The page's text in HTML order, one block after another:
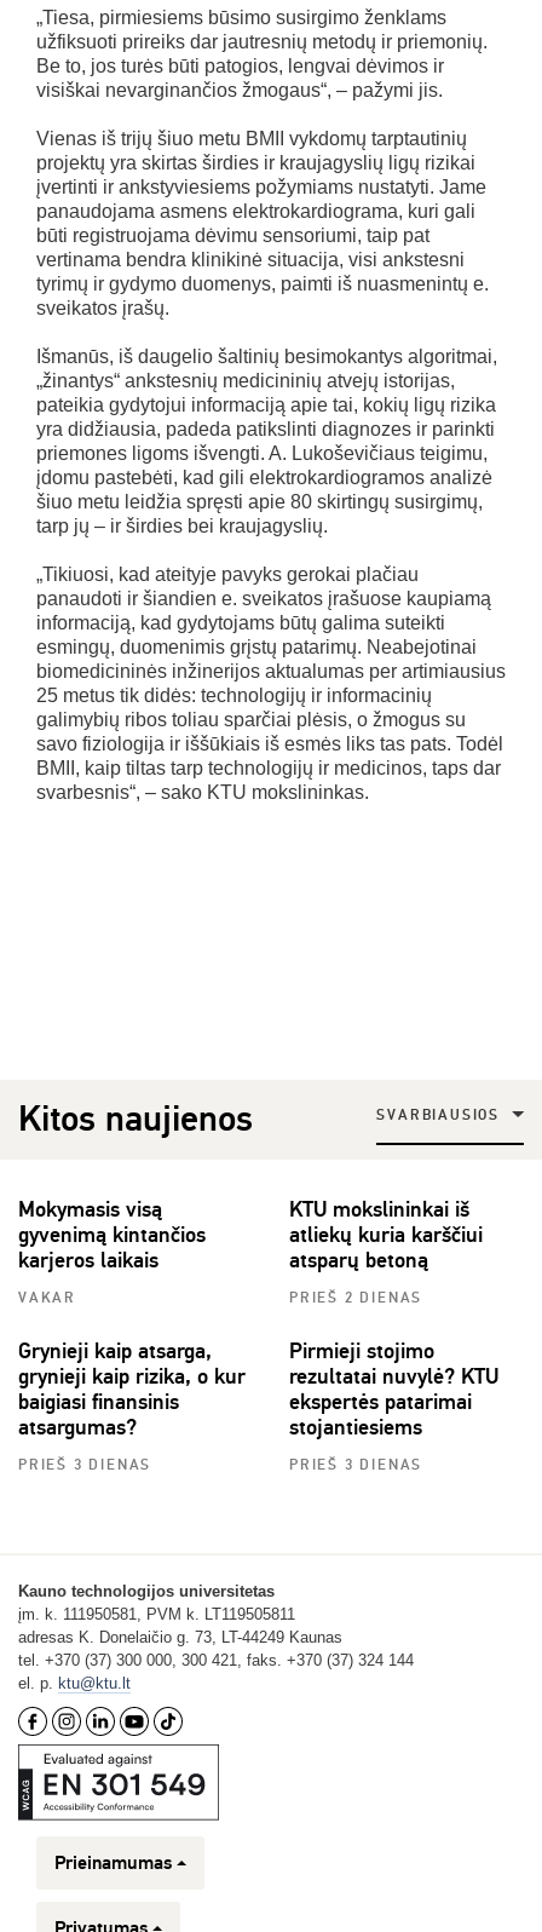
„Tiesa, pirmiesiems būsimo susirgimo ženklams
užfiksuoti prireiks dar jautresnių metodų ir priemonių.
Be to, jos turės būti patogios, lengvai dėvimos ir
visiškai nevarginančios žmogaus“, – pažymi jis.
Vienas iš trijų šiuo metu BMII vykdomų tarptautinių
projektų yra skirtas širdies ir kraujagyslių ligų rizikai
įvertinti ir ankstyviesiems požymiams nustatyti. Jame
panaudojama asmens elektrokardiograma, kuri gali
būti registruojama dėvimu sensoriumi, taip pat
vertinama bendra klinikinė situacija, visi ankstesni
tyrimų ir gydymo duomenys, paimti iš nuasmenintų e.
sveikatos įrašų.
Išmanūs, iš daugelio šaltinių besimokantys algoritmai,
„žinantys“ ankstesnių medicininių atvejų istorijas,
pateikia gydytojui informaciją apie tai, kokių ligų rizika
yra didžiausia, padeda patikslinti diagnozes ir parinkti
priemones ligoms išvengti. A. Lukoševičiaus teigimu,
įdomu pastebėti, kad gili elektrokardiogramos analizė
šiuo metu leidžia spręsti apie 80 skirtingų susirgimų,
tarp jų – ir širdies bei kraujagyslių.
„Tikiuosi, kad ateityje pavyks gerokai plačiau
panaudoti ir šiandien e. sveikatos įrašuose kaupiamą
informaciją, kad gydytojams būtų galima suteikti
esmingų, duomenimis grįstų patarimų. Neabejotinai
biomedicininės inžinerijos aktualumas per artimiausius
25 metus tik didės: technologijų ir informacinių
galimybių ribos toliau sparčiai plėsis, o žmogus su
savo fiziologija ir iššūkiais iš esmės liks tas pats. Todėl
BMII, kaip tiltas tarp technologijų ir medicinos, taps dar
svarbesnis“, – sako KTU mokslininkas.
Kitos naujienos SVARBIAUSIOS
Mokymasis visą
gyvenimą kintančios
karjeros laikais
VAKAR
KTU mokslininkai iš
atliekų kuria karščiui
atsparų betoną
PRIEŠ 2 DIENAS
Grynieji kaip atsarga,
grynieji kaip rizika, o kur
baigiasi finansinis
atsargumas?
PRIEŠ 3 DIENAS
Pirmieji stojimo
rezultatai nuvylė? KTU
ekspertės patarimai
stojantiesiems
PRIEŠ 3 DIENAS
Kauno technologijos universitetas
įm. k. 111950581, PVM k. LT119505811
adresas K. Donelaičio g. 73, LT-44249 Kaunas
tel. +370 (37) 300 000, 300 421, faks. +370 (37) 324 144
el. p.
ktu@ktu.lt
Prieinamumas